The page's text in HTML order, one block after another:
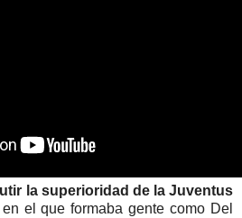
la superioridad de la Juventus
el que formaba gente como Del